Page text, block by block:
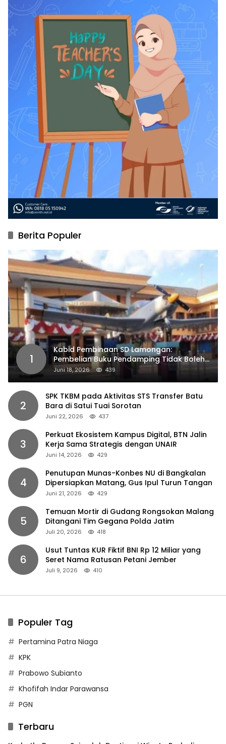
Berita Populer
1
Kabid Pembinaan SD Lamongan:
Pembelian Buku Pendamping Tidak Boleh
Dipaksakan
Juni 18, 2026 439
2
SPK TKBM pada Aktivitas STS Transfer Batu
Bara di Satui Tuai Sorotan
Juni 22, 2026 437
3
Perkuat Ekosistem Kampus Digital, BTN Jalin
Kerja Sama Strategis dengan UNAIR
Juni 14, 2026 429
4
Penutupan Munas-Konbes NU di Bangkalan
Dipersiapkan Matang, Gus Ipul Turun Tangan
Juni 21, 2026 429
5
Temuan Mortir di Gudang Rongsokan Malang
Ditangani Tim Gegana Polda Jatim
Juli 20, 2026 418
6
Usut Tuntas KUR Fiktif BNI Rp 12 Miliar yang
Seret Nama Ratusan Petani Jember
Juli 9, 2026 410
Populer Tag
Pertamina Patra Niaga
KPK
Prabowo Subianto
Khofifah Indar Parawansa
PGN
Terbaru